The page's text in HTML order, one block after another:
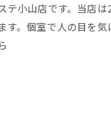
テ小山店です。当店
す。個室で人の目を